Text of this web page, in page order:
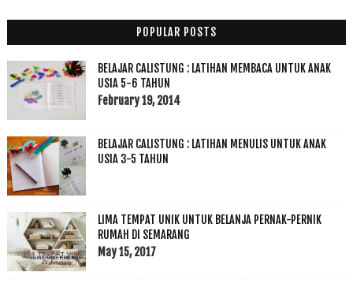
POPULAR POSTS
BELAJAR CALISTUNG : LATIHAN MEMBACA UNTUK ANAK
USIA 5-6 TAHUN
February 19, 2014
BELAJAR CALISTUNG : LATIHAN MENULIS UNTUK ANAK
USIA 3-5 TAHUN
LIMA TEMPAT UNIK UNTUK BELANJA PERNAK-PERNIK
RUMAH DI SEMARANG
May 15, 2017